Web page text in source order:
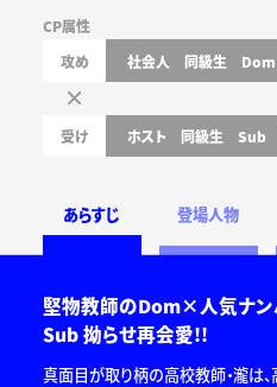
CP属性
攻め
社会人 同級生 Dom
受け ホスト 同級生 Sub
あらすじ 登場人物
堅物教師のDom×人気ナン
Sub 拗らせ再会愛!!
真面目が取り柄の高校教師・瀧は